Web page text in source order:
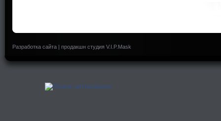
Разработка сайта | продакшн студия V.I.P.Mask